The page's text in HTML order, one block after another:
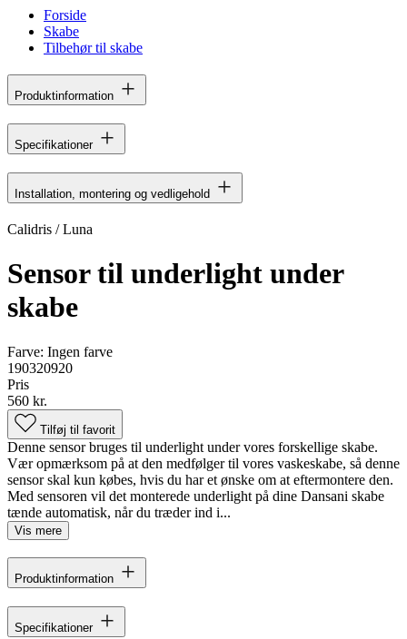
Forside
Skabe
Tilbehør til skabe
Produktinformation
Specifikationer
Installation, montering og vedligehold
Calidris / Luna
Sensor til underlight under
skabe
Farve: Ingen farve
190320920
Pris
560 kr.
Tilføj til favorit
Denne sensor bruges til underlight under vores forskellige skabe.
Vær opmærksom på at den medfølger til vores vaskeskabe, så denne
sensor skal kun købes, hvis du har et ønske om at eftermontere den.
Med sensoren vil det monterede underlight på dine Dansani skabe
tænde automatisk, når du træder ind i...
Vis mere
Produktinformation
Specifikationer